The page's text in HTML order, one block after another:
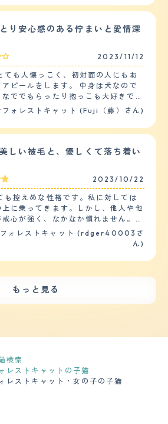
ち去ってしまう。同居の猫とは追い
輩猫が相手でも、自分のご飯やおや
ることはなく譲ってしまう。生後２
ますが、付かず離れずの距離感で過ご
ていて落ち着きのある猫かと思う。
かの頻度で、一人で突発的に走ったり
格を持ち合わせているので、急な物
。 【しつけやすさ】 迎
の変化に警戒してしまい粗相をしてい
については、朝と晩にそこそこ激し
子をしていて、足音が激しくフロー
い
春になると抜け毛が多く朝掃除機を掛
が落ちている。ブラッシングをあま
ない為、週一程度でもつれや毛玉の
あった場合にブラッシングにて除去し
ンにてシャンプーを実施。春はカッ
まで短くし抜け毛や毛玉の吐き戻し
。健康面に特に悩みはなく、年に一度
時に健康診断(血液検査)を行ってい
声でニャーと鳴くのみ。ボリューム
時に出す程度。 【総評】 好き
て、エレガントな雰囲気がある所。
。第一印象は、イケメン君。でも穴
からかなり警戒してしまい、人の気
もせず、デビルフェイスでシャーシ
てくれるのだろうかと不安だった。
り安心感のある佇まいと愛情深
2023/11/12
ても人懐っこく、初対面の人にもお
ピールをします。 中身は犬なので
ででもらったり抱っこも大好きで、
もお出迎えしてすりすり甘えてくれま
レの質は必要ありませんでした（お
まったトイレでしてくれました。）
関するしつけもしたことがありませ
めとぎのみしつけに苦労しました
めとぎをいつもたっぷり用意して、そ
しています。 ・性格はとて
ペットともうまく暮らしていけると
毛種の特性上、1年を通して（換毛期
いので子供と過ごす際には抜け毛を
ったりしないように（アレルギーに
うに）、 こまめな掃除とブラッシン
今は3日に1度、シロップ上の抗ア
ジで投与しています。 その関係で3か
数】 長毛種、非常に細いけでふわ
です。幸運なことにあまり毛玉はで
毛質のため？） 1年中ものすごく毛
フォレストキャット (Fuji（藤）さん)
しい被毛と、優しくて落ち着い
2023/10/22
も控えめな性格です。私に対しては
に乗ってきます。しかし、他人や他
心が強く、なかなか慣れません。特
対しては隠れたり逃げたりします。
けはあまり必要でした。ノアはノルウ
どの芸を覚えましたが、気分次第で
供たちとの相性はあまり良くありま
番だと思っているようで、他の動物
ところ、大
伝的に心臓や腎臓などの病気にかか
すので、注意しています。 定期的
要です。ノアは半年に1回、狂犬病
フォレストキャット (rdger40003さ
ん)
もっと見る
検索
レストキャットの子猫
レストキャット・女の子の子猫